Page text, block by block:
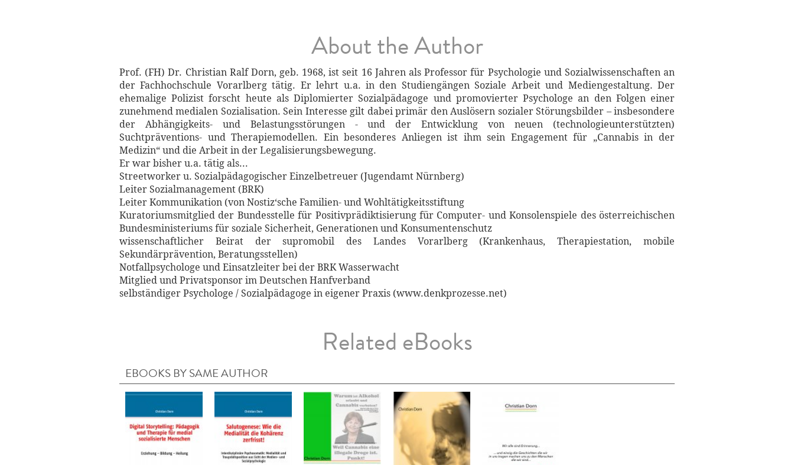
About the Author
Prof. (FH) Dr. Christian Ralf Dorn, geb. 1968, ist seit 16 Jahren als Professor für Psychologie und Sozialwissenschaften an
der Fachhochschule Vorarlberg tätig. Er lehrt u.a. in den Studiengängen Soziale Arbeit und Mediengestaltung. Der
ehemalige Polizist forscht heute als Diplomierter Sozialpädagoge und promovierter Psychologe an den Folgen einer
zunehmend medialen Sozialisation. Sein Interesse gilt dabei primär den Auslösern sozialer Störungsbilder – insbesondere
der Abhängigkeits- und Belastungsstörungen - und der Entwicklung von neuen (technologieunterstützten)
Suchtpräventions- und Therapiemodellen. Ein besonderes Anliegen ist ihm sein Engagement für „Cannabis in der
Medizin“ und die Arbeit in der Legalisierungsbewegung.
Er war bisher u.a. tätig als...
Streetworker u. Sozialpädagogischer Einzelbetreuer (Jugendamt Nürnberg)
Leiter Sozialmanagement (BRK)
Leiter Kommunikation (von Nostiz‘sche Familien- und Wohltätigkeitsstiftung
Kuratoriumsmitglied der Bundesstelle für Positivprädiktisierung für Computer- und Konsolenspiele des österreichischen
Bundesministeriums für soziale Sicherheit, Generationen und Konsumentenschutz
wissenschaftlicher Beirat der supromobil des Landes Vorarlberg (Krankenhaus, Therapiestation, mobile
Sekundärprävention, Beratungsstellen)
Notfallpsychologe und Einsatzleiter bei der BRK Wasserwacht
Mitglied und Privatsponsor im Deutschen Hanfverband
selbständiger Psychologe / Sozialpädagoge in eigener Praxis (www.denkprozesse.net)
Related eBooks
EBOOKS BY SAME AUTHOR